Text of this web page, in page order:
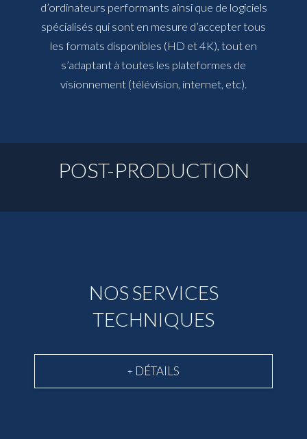
d’ordinateurs performants ainsi que de logiciels
spécialisés qui sont en mesure d’accepter tous
les formats disponibles (HD et 4K), tout en
s’adaptant à toutes les plateformes de
visionnement (télévision, internet, etc).
POST-PRODUCTION
NOS SERVICES
TECHNIQUES
DÉTAILS